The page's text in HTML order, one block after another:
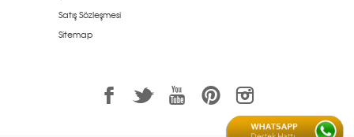
Satış Sözleşmesi
Sitemap
1 3 7 6 <